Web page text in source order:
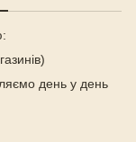
день у день